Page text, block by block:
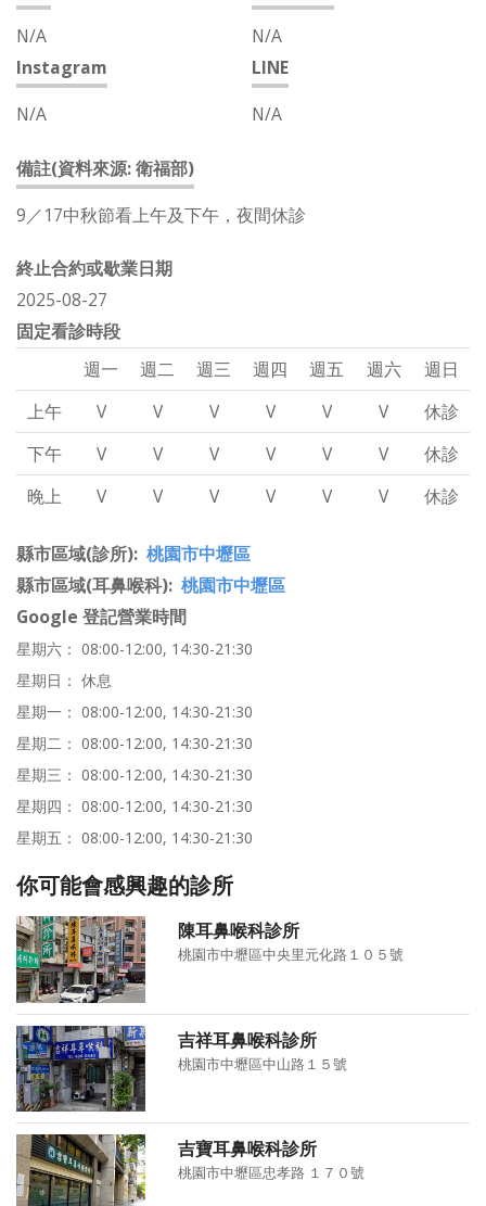
N/A
N/A
Instagram
N/A
LINE
N/A
備註(資料來源: 衛福部)
9／17中秋節看上午及下午，夜間休診
終止合約或歇業日期
2025-08-27
固定看診時段
週一
週二 週三 週四 週五 週六
週日
上午
V V V V V V
休診
下午
V V V V V V
休診
晚上
V V V V V V 休診
縣市區域(診所) 桃園市中壢區
縣市區域(耳鼻喉科) 桃園市中壢區
Google 登記營業時間
星期六： 08:00-12:00, 14:30-21:30
星期日： 休息
星期一： 08:00-12:00, 14:30-21:30
星期二： 08:00-12:00, 14:30-21:30
星期三： 08:00-12:00, 14:30-21:30
星期四： 08:00-12:00, 14:30-21:30
星期五： 08:00-12:00, 14:30-21:30
你可能會感興趣的診所
陳耳鼻喉科診所
桃園市中壢區中央里元化路１０５號
吉祥耳鼻喉科診所
桃園市中壢區中山路１５號
吉寶耳鼻喉科診所
桃園市中壢區忠孝路 １７０號